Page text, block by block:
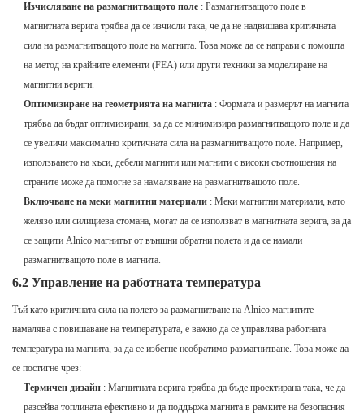
Изчисляване на размагнитващото поле : Размагнитващото поле в
магнитната верига трябва да се изчисли така, че да не надвишава критичната
сила на размагнитващото поле на магнита. Това може да се направи с помощта
на метод на крайните елементи (FEA) или други техники за моделиране на
магнитни вериги.
Оптимизиране на геометрията на магнита : Формата и размерът на магнита
трябва да бъдат оптимизирани, за да се минимизира размагнитващото поле и да
се увеличи максимално критичната сила на размагнитващото поле. Например,
използването на къси, дебели магнити или магнити с високи съотношения на
страните може да помогне за намаляване на размагнитващото поле.
Включване на меки магнитни материали : Меки магнитни материали, като
желязо или силициева стомана, могат да се използват в магнитната верига, за да
се защити Alnico магнитът от външни обратни полета и да се намали
размагнитващото поле в магнита.
6.2 Управление на работната температура
Тъй като критичната сила на полето за размагнитване на Alnico магнитите
намалява с повишаване на температурата, е важно да се управлява работната
температура на магнита, за да се избегне необратимо размагнитване. Това може да
се постигне чрез:
Термичен дизайн : Магнитната верига трябва да бъде проектирана така, че да
разсейва топлината ефективно и да поддържа магнита в рамките на безопасния